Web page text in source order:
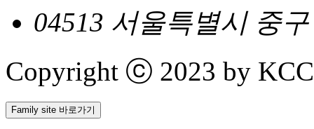
04513 서울특별시 중
Copyright ⓒ 2023 by
Family site 바로가기